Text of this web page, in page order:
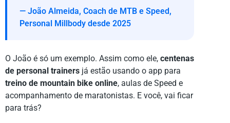
— João Almeida, Coach de MTB e Speed,
Personal Millbody desde 2025
O João é só um exemplo. Assim como ele, centenas
de personal trainers já estão usando o app para
treino de mountain bike online, aulas de Speed e
acompanhamento de maratonistas. E você, vai ficar
para trás?